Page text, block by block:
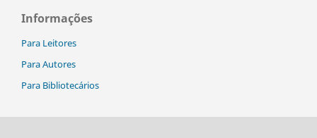
Informações
Para Leitores
Para Autores
Para Bibliotecários